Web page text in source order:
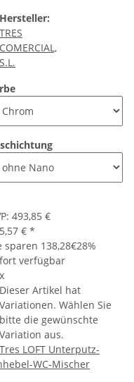
Hersteller:
TRES
COMERCIAL,
S.L.
493,85 €
€ *
sparen 138,28€28%
verfügbar
x
Dieser Artikel hat
Variationen. Wählen Sie
bitte die gewünschte
Variation aus.